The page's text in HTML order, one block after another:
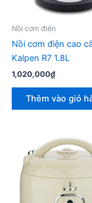
Nồi cơm điện
Nồi cơm điện cao
Kalpen R7 1.8L
1,020,000₫
Thêm vào giỏ